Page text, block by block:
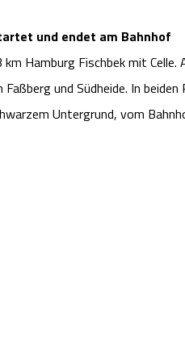
und endet am Bahnhof
Hamburg Fischbek mit
und Südheide. In
Untergrund, vom